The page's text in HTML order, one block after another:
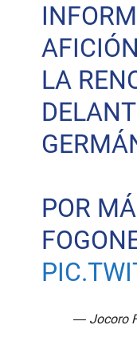
LA
POR
— Jocoro